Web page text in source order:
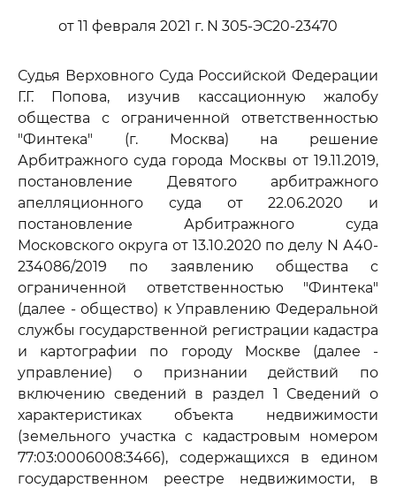
от 11 февраля 2021 г. N 305-ЭС20-23470
Судья Верховного Суда Российской Федерации
Г.Г. Попова, изучив кассационную жалобу
общества с ограниченной ответственностью
"Финтека" (г. Москва) на решение
Арбитражного суда города Москвы от 19.11.2019,
постановление Девятого арбитражного
апелляционного суда от 22.06.2020 и
постановление Арбитражного суда
Московского округа от 13.10.2020 по делу N А40-
234086/2019 по заявлению общества с
ограниченной ответственностью "Финтека"
(далее - общество) к Управлению Федеральной
службы государственной регистрации кадастра
и картографии по городу Москве (далее -
управление) о признании действий по
включению сведений в раздел 1 Сведений о
характеристиках объекта недвижимости
(земельного участка с кадастровым номером
77:03:0006008:3466), содержащихся в едином
государственном реестре недвижимости, в